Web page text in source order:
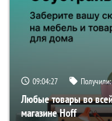
09:04:26
Любые товары во
магазине Hoff